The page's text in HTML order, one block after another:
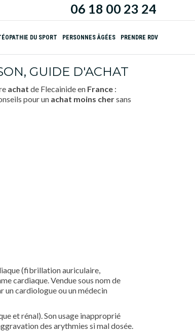
06 18 00 23 24
DU SPORT PERSONNES ÂGÉES PRENDRE RDV
GUIDE D'ACHAT
achat de Flecainide en France :
pour un achat moins chersans
(fibrillation auriculaire,
cardiaque. Vendue sous nom de
un cardiologue ou un médecin
et rénal). Son usage inapproprié
des arythmies si mal dosée.